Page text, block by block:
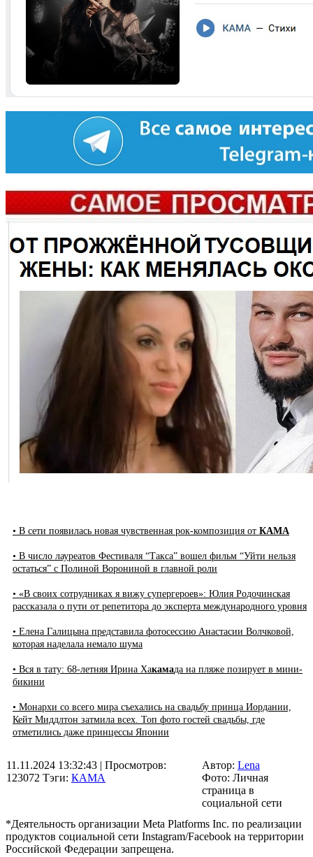
• В сети появилась новая чувственная рок-композиция от КАМА
• В число лауреатов Фестиваля “Такса” вошел фильм “Уйти нельзя
остаться” с Полиной Ворониной в главной роли
• «В своих сотрудниках я вижу супергероев»: Юлия Родочинская
рассказала о пути от репетитора до эксперта международного уровня
• Елена Галицына представила фотосессию Анастасии Волчковой,
которая наделала немало шума
• Вся в тату: 68-летняя Ирина Хакамада на пляже позирует в мини-
бикини
• Монархи со всего мира съехались на свадьбу принца Иордании,
Кейт Миддлтон затмила всех. Топ фото гостей свадьбы, где
отметились даже принцессы Японии
11.11.2024 13:32:43 | Просмотров:
123072 Тэги: КАМА
Автор: Lena
Фото: Личная
страница в
социальной сети
*Деятельность организации Meta Platforms Inc. по реализации
продуктов социальной сети Instagram/Facebook на территории
Российской Федерации запрещена.